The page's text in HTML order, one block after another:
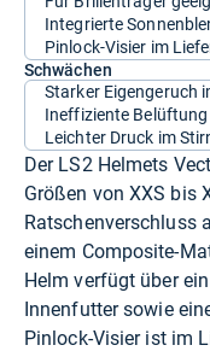
Integrierte
Pinlock-Visier im
Schwächen
Starker Eigengeruch
Ineffiziente Belüftung
Leichter Druck im
Der LS2 Helmets
Größen von XXS bis
Ratschenverschluss
einem Composite-
Helm verfügt über
Innenfutter sowie
Pinlock-Visier ist im